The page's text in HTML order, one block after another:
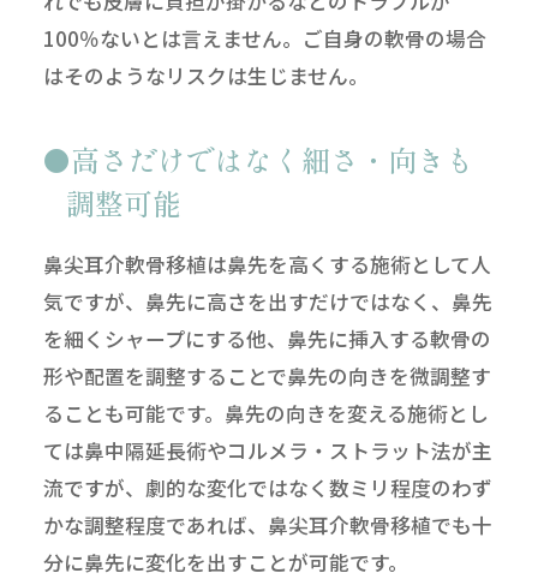
100％ないとは言えません。ご自身の軟骨の場合
はそのようなリスクは生じません。
高さだけではなく細さ・向きも
調整可能
鼻尖耳介軟骨移植は鼻先を高くする施術として人
気ですが、鼻先に高さを出すだけではなく、鼻先
を細くシャープにする他、鼻先に挿入する軟骨の
形や配置を調整することで鼻先の向きを微調整す
ることも可能です。鼻先の向きを変える施術とし
ては鼻中隔延長術やコルメラ・ストラット法が主
流ですが、劇的な変化ではなく数ミリ程度のわず
かな調整程度であれば、鼻尖耳介軟骨移植でも十
分に鼻先に変化を出すことが可能です。